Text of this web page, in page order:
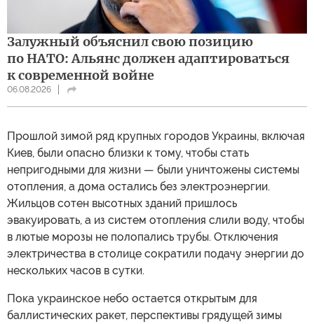
Залужный объяснил свою позицию
по НАТО: Альянс должен адаптироваться
к современной войне
06.08.2026
Прошлой зимой ряд крупных городов Украины, включая
Киев, были опасно близки к тому, чтобы стать
непригодными для жизни — были уничтожены системы
отопления, а дома остались без электроэнергии.
Жильцов сотен высотных зданий пришлось
эвакуировать, а из систем отопления слили воду, чтобы
в лютые морозы не полопались трубы. Отключения
электричества в столице сократили подачу энергии до
нескольких часов в сутки.
Пока украинское небо остается открытым для
баллистических ракет, перспективы грядущей зимы